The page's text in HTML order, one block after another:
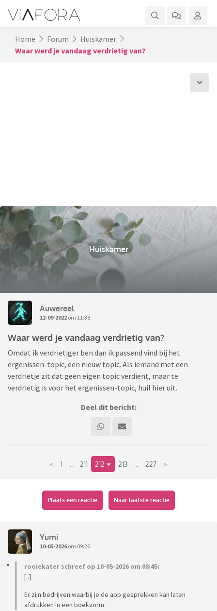
Home Forum
Huiskamer
Waar werd je vandaag verdrietig van?
Huiskamer
Auwereel
12-09-2022 om 11:38
Waar werd je vandaag verdrietig van?
Omdat ik verdrietiger ben dan ik passend vind bij het
ergenissen-topic, een nieuw topic. Als iemand met een
verdrietje zit dat geen eigen topic verdient, maar te
verdrietig is voor het ergenissen-topic, huil hier uit.
Deel dit bericht:
« 1 211 212 213 227 »
Plaats een reactie Naar laatste reactie
Yumi
10-05-2026om 09:26
rooiekater schreef op 10-05-2026 om 08:45:
[..]
Er zijn bedrijven waarbij je de app gesprekken kan laten
afdrukken in een boekvorm.